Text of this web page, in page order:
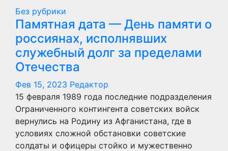
Без рубрики
Памятная дата — День памяти о
россиянах, исполнявших
служебный долг за пределами
Отечества
Фев 15, 2023 Редактор
15 февраля 1989 года последние подразделения
Ограниченного контингента советских войск
вернулись на Родину из Афганистана, где в
условиях сложной обстановки советские
солдаты и офицеры стойко и мужественно